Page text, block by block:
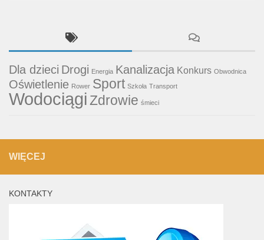
Dla dzieci Drogi Energia Kanalizacja Konkurs Obwodnica
Oświetlenie Rower Sport Szkoła Transport
WodociągiZdrowie śmieci
WIĘCEJ
KONTAKTY